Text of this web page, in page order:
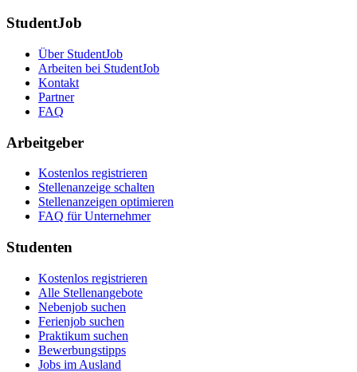
StudentJob
Über StudentJob
Arbeiten bei StudentJob
Kontakt
Partner
FAQ
Arbeitgeber
Kostenlos registrieren
Stellenanzeige schalten
Stellenanzeigen optimieren
FAQ für Unternehmer
Studenten
Kostenlos registrieren
Alle Stellenangebote
Nebenjob suchen
Ferienjob suchen
Praktikum suchen
Bewerbungstipps
Jobs im Ausland